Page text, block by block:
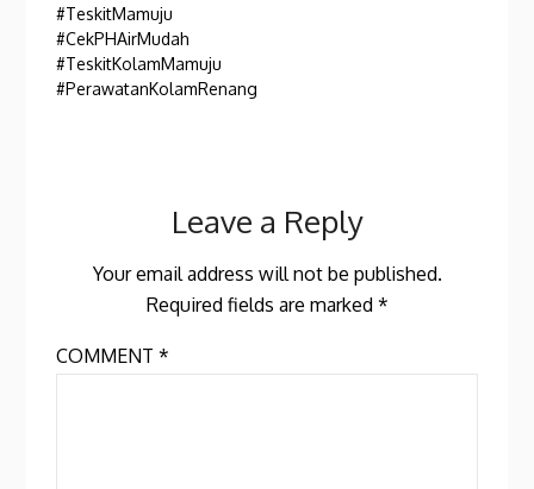
#TeskitMamuju
#CekPHAirMudah
#TeskitKolamMamuju
#PerawatanKolamRenang
Leave a Reply
Your email address will not be published.
Required fields are marked *
COMMENT*